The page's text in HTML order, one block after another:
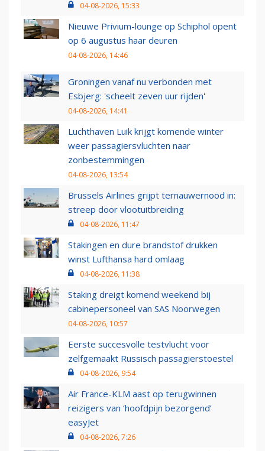
04-08-2026, 15:33
Nieuwe Privium-lounge op Schiphol opent
op 6 augustus haar deuren
04-08-2026, 14:46
Groningen vanaf nu verbonden met
Esbjerg: 'scheelt zeven uur rijden'
04-08-2026, 14:41
Luchthaven Luik krijgt komende winter
weer passagiersvluchten naar
zonbestemmingen
04-08-2026, 13:54
Brussels Airlines grijpt ternauwernood in:
streep door vlootuitbreiding
04-08-2026, 11:47
Stakingen en dure brandstof drukken
winst Lufthansa hard omlaag
04-08-2026, 11:38
Staking dreigt komend weekend bij
cabinepersoneel van SAS Noorwegen
04-08-2026, 10:57
Eerste succesvolle testvlucht voor
zelfgemaakt Russisch passagierstoestel
04-08-2026, 9:54
Air France-KLM aast op terugwinnen
reizigers van ‘hoofdpijn bezorgend’
easyJet
04-08-2026, 7:26